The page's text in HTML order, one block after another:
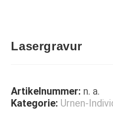
Lasergravur
Artikelnummer: n. a.
Kategorie: Urnen-